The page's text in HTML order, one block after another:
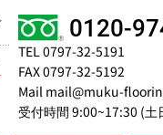
0120-
TEL 0797-32-5191
FAX 0797-32-5192
Mail mail@muku-
受付時間 9:00~17:30 (土